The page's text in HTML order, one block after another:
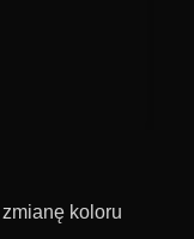
koloru